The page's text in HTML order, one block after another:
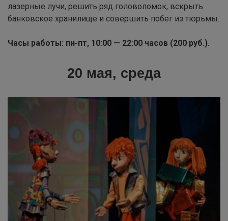
лазерные лучи, решить ряд головоломок, вскрыть
банковское хранилище и совершить побег из тюрьмы.
Часы работы: пн-пт, 10:00 — 22:00 часов (200 руб.).
20 мая, среда